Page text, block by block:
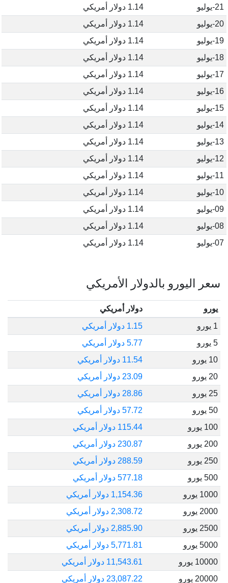
21-يوليو
1.14 دولار أمريكي
20-يوليو
1.14 دولار أمريكي
19-يوليو
1.14 دولار أمريكي
18-يوليو
1.14 دولار أمريكي
17-يوليو
1.14 دولار أمريكي
16-يوليو
1.14 دولار أمريكي
15-يوليو
1.14 دولار أمريكي
14-يوليو
1.14 دولار أمريكي
13-يوليو
1.14 دولار أمريكي
12-يوليو
1.14 دولار أمريكي
11-يوليو
1.14 دولار أمريكي
10-يوليو
1.14 دولار أمريكي
09-يوليو
1.14 دولار أمريكي
08-يوليو
1.14 دولار أمريكي
07-يوليو
1.14 دولار أمريكي
سعر اليورو بالدولار الأمريكي
يورو
دولار أمريكي
1 يورو
1.15 دولار أمريكي
5 يورو
5.77 دولار أمريكي
10 يورو
11.54 دولار أمريكي
20 يورو
23.09 دولار أمريكي
25 يورو
28.86 دولار أمريكي
50 يورو
57.72 دولار أمريكي
100 يورو
115.44 دولار أمريكي
200 يورو
230.87 دولار أمريكي
250 يورو
288.59 دولار أمريكي
500 يورو
577.18 دولار أمريكي
1000 يورو
1,154.36 دولار أمريكي
2000 يورو
2,308.72 دولار أمريكي
2500 يورو
2,885.90 دولار أمريكي
5000 يورو
5,771.81 دولار أمريكي
10000 يورو
11,543.61 دولار أمريكي
20000 يورو
23,087.22 دولار أمريكي